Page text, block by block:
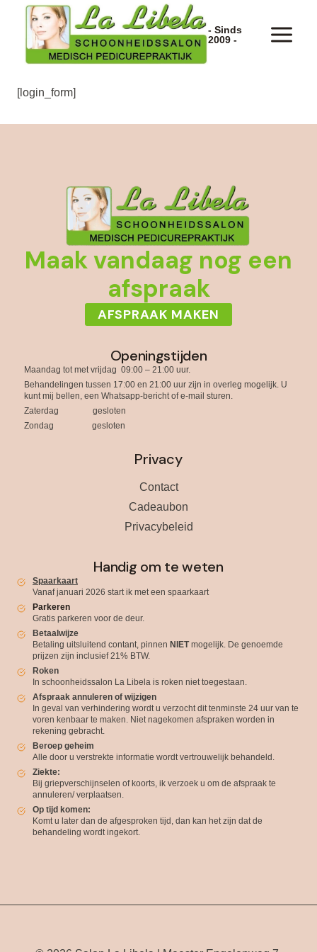
Doorgaan
inhoud
- Sinds
2009 -
Log In
[login_form]
Maak vandaag nog een
afspraak
AFSPRAAK MAKEN
Openingstijden
Maandag tot met vrijdag 09:00 – 21:00 uur.
Behandelingen tussen 17:00 en 21:00 uur zijn in overleg mogelijk. U
kunt mij bellen, een Whatsapp-bericht of e-mail sturen.
Zaterdag gesloten
Zondag gesloten
Privacy
Contact
Cadeaubon
Privacybeleid
Handig om te weten
Spaarkaart
Vanaf januari 2026 start ik met een spaarkaart
Parkeren
Gratis parkeren voor de deur.
Betaalwijze
Betaling uitsluitend contant, pinnen NIETmogelijk. De genoemde
prijzen zijn inclusief 21% BTW.
Roken
In schoonheidssalon La Libela is roken niet toegestaan.
Afspraak annuleren of wijzigen
In geval van verhindering wordt u verzocht dit tenminste 24 uur van te
voren kenbaar te maken. Niet nagekomen afspraken worden in
rekening gebracht.
Beroep geheim
Alle door u verstrekte informatie wordt vertrouwelijk behandeld.
Ziekte:
Bij griepverschijnselen of koorts, ik verzoek u om de afspraak te
annuleren/ verplaatsen.
Op tijd komen:
Komt u later dan de afgesproken tijd, dan kan het zijn dat de
behandeling wordt ingekort.